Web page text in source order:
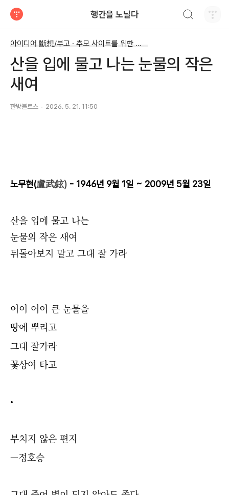
행간을 노닐다
아이디어 斷想/부고 · 추모 사이트를 위한 斷想
산을 입에 물고 나는 눈물의 작은
새여
한방블르스 2026. 5. 21. 11:50
노무현(盧武鉉) - 1946년 9월 1일 ~ 2009년 5월 23일
산을 입에 물고 나는
눈물의 작은 새여
뒤돌아보지 말고 그대 잘 가라
어이 어이 큰 눈물을
땅에 뿌리고
그대 잘가라
꽃상여 타고
•
부치지 않은 편지
—정호승